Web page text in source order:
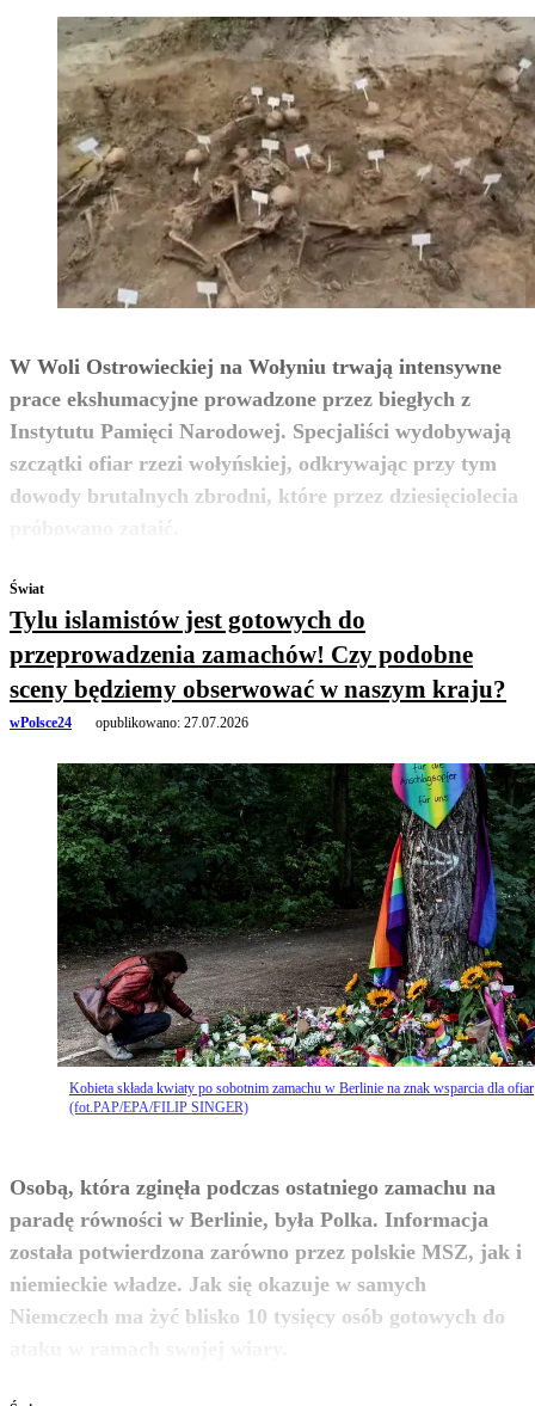
W Woli Ostrowieckiej na Wołyniu trwają intensywne
prace ekshumacyjne prowadzone przez biegłych z
Instytutu Pamięci Narodowej. Specjaliści wydobywają
szczątki ofiar rzezi wołyńskiej, odkrywając przy tym
dowody brutalnych zbrodni, które przez dziesięciolecia
zobacz więcej
Świat
Tylu islamistów jest gotowych do
przeprowadzenia zamachów! Czy podobne
sceny będziemy obserwować w naszym kraju?
wPolsce24 opublikowano: 27.07.2026
Kobieta składa kwiaty po sobotnim zamachu w Berlinie na znak wsparcia dla ofiar
(fot.PAP/EPA/FILIP SINGER)
Osobą, która zginęła podczas ostatniego zamachu na
paradę równości w Berlinie, była Polka. Informacja
została potwierdzona zarówno przez polskie MSZ, jak i
niemieckie władze. Jak się okazuje w samych
Niemczech ma żyć blisko 10 tysięcy osób gotowych do
zobacz więcej